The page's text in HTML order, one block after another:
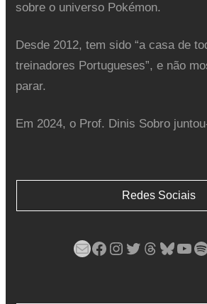
sobre o universo Pokémon.
Desde 2012, tem sido “a casa de
treinadores Portugueses”, e não
parar.
Em 2024, o Prof. Dinis Sobro
Redes Sociais
Mail Facebook Instagram Twitter Threads Bluesky YouTube Spotify